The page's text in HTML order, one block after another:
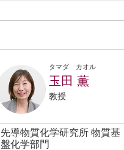
タマダ カオル
玉田 薫
教授
先導物質化学研究所 物質基
盤化学部門